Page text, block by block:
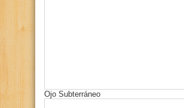
Ojo Subterráneo